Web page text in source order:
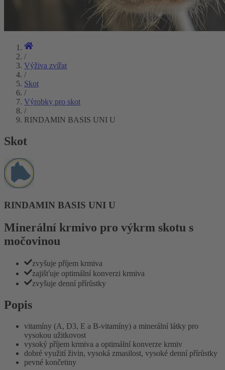
/
Výživa zvířat
/
Skot
/
Výrobky pro skot
/
RINDAMIN BASIS UNI U
Skot
RINDAMIN BASIS UNI U
Minerální krmivo pro výkrm skotu s
močovinou
zvyšuje příjem krmiva
zajišťuje optimální konverzi krmiva
zvyšuje denní přírůstky
Popis
vitamíny (A, D3, E a B-vitamíny) a minerální látky pro
vysokou užitkovost
vysoký příjem krmiva a optimální konverze krmiv
dobré využití živin, vysoká zmasilost, vysoké denní přírůstky
pevné končetiny